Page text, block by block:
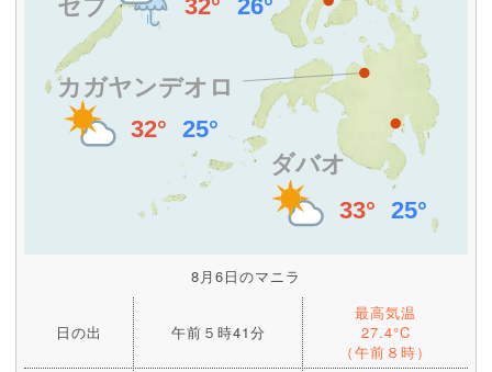
8月6日のマニラ
日の出 午前５時41分
最高気温
27.4°C
（午前８時）